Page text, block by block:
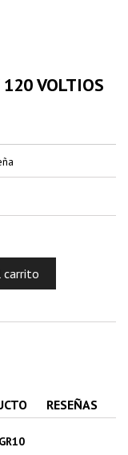
VOLTIOS
carrito
RESEÑAS